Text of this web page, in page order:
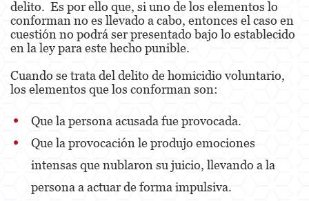
Práctica No Autorizada de la Medicina
Delitos de Hurto
Hurto Mayor de Auto
Robo
Robo de Caja Fuerte
delito. Es por ello que, si uno de los elementos lo
conforman no es llevado a cabo, entonces el caso en
cuestión no podrá ser presentado bajo lo establecido
en la ley para este hecho punible.
Cuando se trata del delito de homicidio voluntario,
los elementos que los conforman son:
Que la persona acusada fue provocada.
Que la provocación le produjo emociones
intensas que nublaron su juicio, llevando a la
persona a actuar de forma impulsiva.